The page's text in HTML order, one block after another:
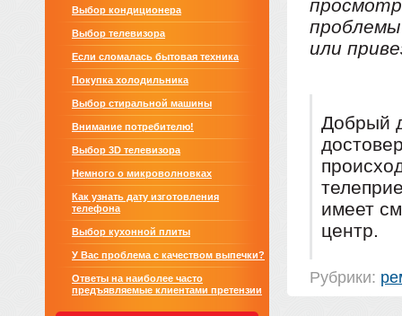
Выбор кондиционера
Выбор телевизора
Если сломалась бытовая техника
Покупка холодильника
Выбор стиральной машины
Внимание потребителю!
Выбор 3D телевизора
Немного о микроволновках
Как узнать дату изготовления
телефона
Выбор кухонной плиты
У Вас проблема с качеством выпечки?
Ответы на наиболее часто
предъявляемые клиентами претензии
или
Добрый
имеет
центр.
Рубрики: